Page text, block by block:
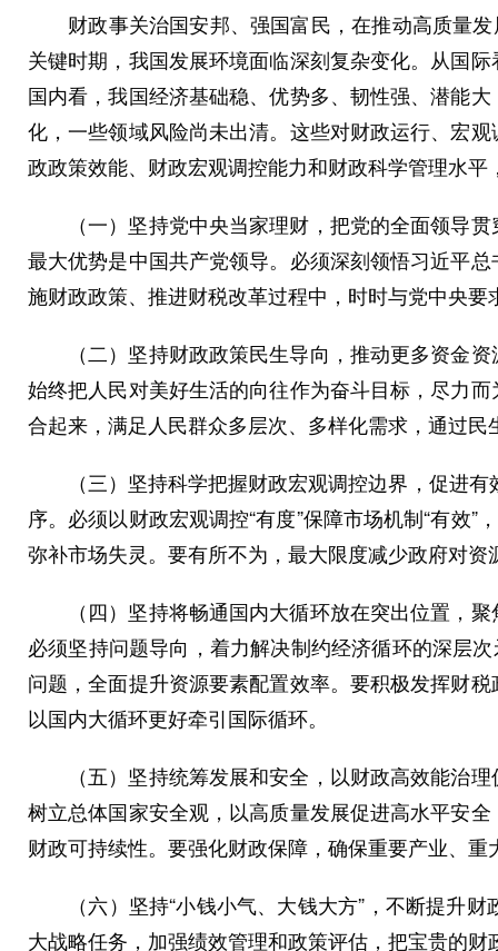
财政事关治国安邦、强国富民，在推动高质量发
关键时期，我国发展环境面临深刻复杂变化。从国
国内看，我国经济基础稳、优势多、韧性强、潜能
化，一些领域风险尚未出清。这些对财政运行、宏
政政策效能、财政宏观调控能力和财政科学管理水
（一）坚持党中央当家理财，把党的全面领导贯
最大优势是中国共产党领导。必须深刻领悟习近平
施财政政策、推进财税改革过程中，时时与党中央
（二）坚持财政政策民生导向，推动更多资金资
始终把人民对美好生活的向往作为奋斗目标，尽力
合起来，满足人民群众多层次、多样化需求，通过
（三）坚持科学把握财政宏观调控边界，促进有
序。必须以财政宏观调控“有度”保障市场机制“有效
弥补市场失灵。要有所不为，最大限度减少政府对
（四）坚持将畅通国内大循环放在突出位置，聚
必须坚持问题导向，着力解决制约经济循环的深层
问题，全面提升资源要素配置效率。要积极发挥财
以国内大循环更好牵引国际循环。
（五）坚持统筹发展和安全，以财政高效能治理
树立总体国家安全观，以高质量发展促进高水平安
财政可持续性。要强化财政保障，确保重要产业、
（六）坚持“小钱小气、大钱大方”，不断提升财
大战略任务，加强绩效管理和政策评估，把宝贵的